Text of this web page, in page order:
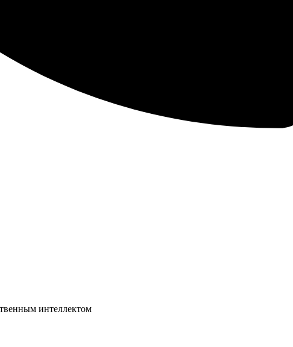
интеллектом